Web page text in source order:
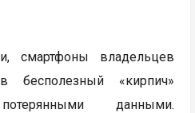
смартфоны владельцев
бесполезный «кирпич»
данными.